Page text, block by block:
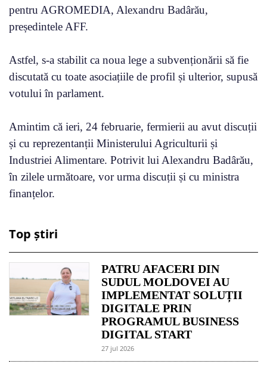
pentru AGROMEDIA, Alexandru Badârău,
președintele AFF.
Astfel, s-a stabilit ca noua lege a subvenționării să fie
discutată cu toate asociațiile de profil și ulterior, supusă
votului în parlament.
Amintim că ieri, 24 februarie, fermierii au avut discuții
și cu reprezentanții Ministerului Agriculturii și
Industriei Alimentare. Potrivit lui Alexandru Badârău,
în zilele următoare, vor urma discuții și cu ministra
finanțelor.
Top știri
PATRU AFACERI DIN
SUDUL MOLDOVEI AU
IMPLEMENTAT SOLUȚII
DIGITALE PRIN
PROGRAMUL BUSINESS
DIGITAL START
27 jul 2026